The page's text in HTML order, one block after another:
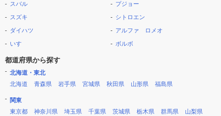
スバル
スズキ
ダイハツ
いすゞ
プジョー
シトロエン
アルファ ロメオ
ボルボ
都道府県から探す
北海道・東北
北海道
青森県 岩手県 宮城県 秋田県 山形県 福島県
関東
東京都
神奈川県 埼玉県 千葉県 茨城県 栃木県 群馬県 山梨県